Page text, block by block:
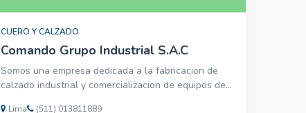
CUERO Y CALZADO
Comando Grupo Industrial S.A.C
Somos una empresa dedicada a la fabricacion de
calzado industrial y comercializacion de equipos de
Lima (511) 013811889